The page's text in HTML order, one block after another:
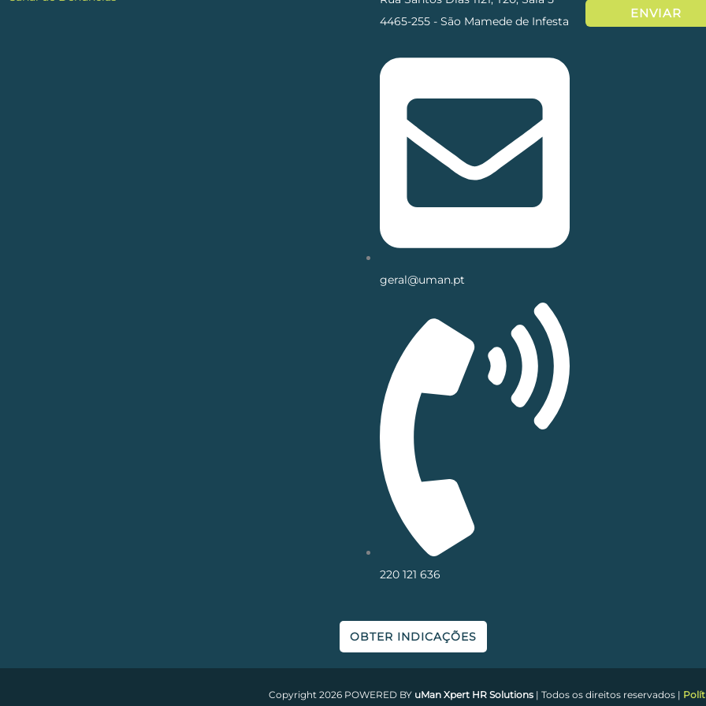
4465-255 - São Mamede de Infesta
geral@uman.pt
220 121 636
OBTER INDICAÇÕES
Copyright 2026 POWERED BY uMan Xpert HR Solutions| Todos os direitos reservados |